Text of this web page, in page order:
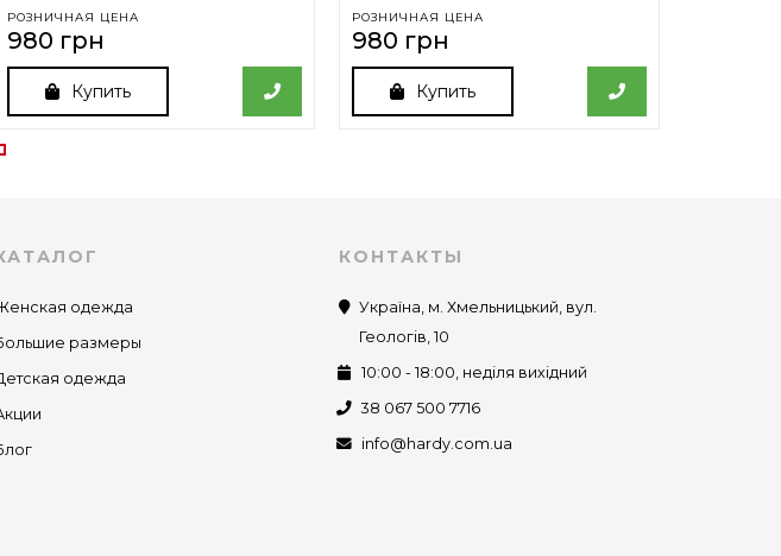
РОЗНИЧНАЯ ЦЕНА
980 грн
Купить
РОЗНИЧНАЯ ЦЕНА
980 грн
Купить
одежда
размеры
одежда
КОНТАКТЫ
Україна, м. Хмельницький, вул.
Геологів, 10
10:00 - 18:00, неділя вихідний
38 067 500 7716
info@hardy.com.ua